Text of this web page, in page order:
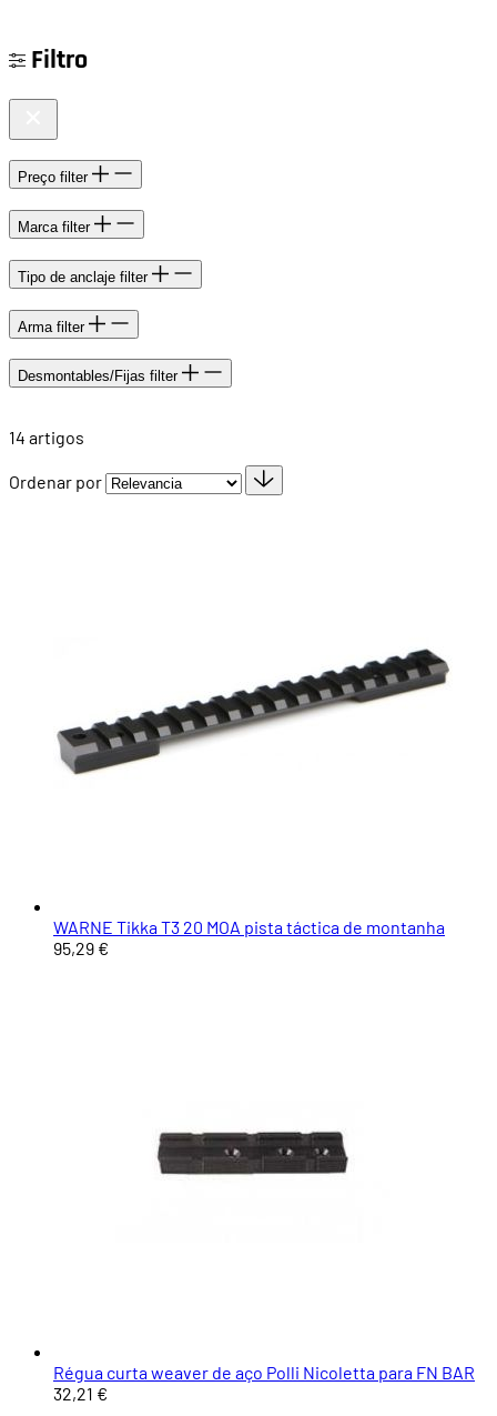
Filtro
Preço filter
Marca filter
Tipo de anclaje filter
Arma filter
Desmontables/Fijas filter
14 artigos
Ordenar por
WARNE Tikka T3 20 MOA pista táctica de montanha
95,29 €
Régua curta weaver de aço Polli Nicoletta para FN BAR
32,21 €